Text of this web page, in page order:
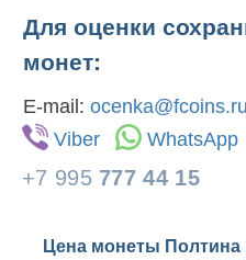
Для оценки
монет:
E-mail: ocenka@fcoins.ru
Viber
WhatsApp
+7 995 777 44 15
Цена монеты Полтина